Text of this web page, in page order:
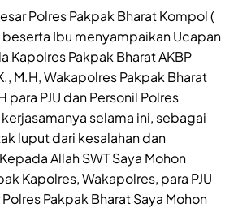
Polres Pakpak Bharat Kompol (
beserta Ibu menyampaikan Ucapan
Kapolres Pakpak Bharat AKBP
M.H, Wakapolres Pakpak Bharat
para PJU dan Personil Polres
selama ini, sebagai
luput dari kesalahan dan
Allah SWT Saya Mohon
Kapolres, Wakapolres, para PJU
Pakpak Bharat Saya Mohon